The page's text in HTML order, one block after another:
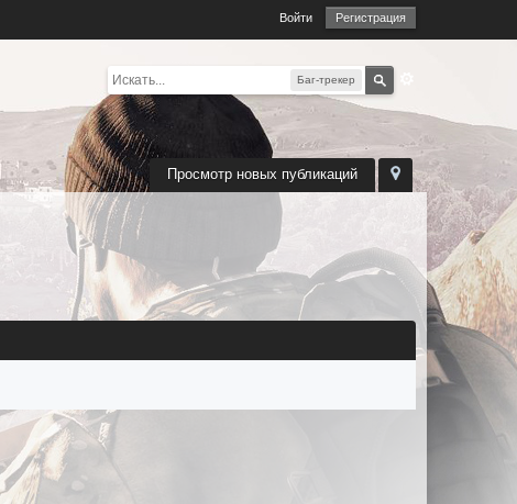
Войти Регистрация
Баг-трекер
Просмотр новых публикаций